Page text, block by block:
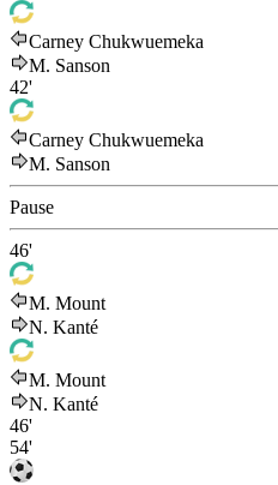
Carney Chukwuemeka
M. Sanson
42'
Carney Chukwuemeka
M. Sanson
Pause
46'
M. Mount
N. Kanté
M. Mount
N. Kanté
46'
54'